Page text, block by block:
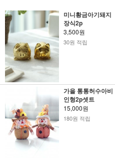
미니황금아기돼지
장식2p
3,500원
30원 적립
가을 통통허수아비
인형2p셋트
15,000원
180원 적립